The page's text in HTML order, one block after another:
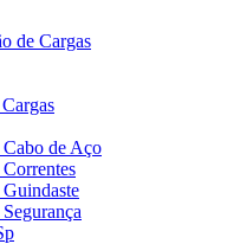
de Cargas
Cabo de Aço